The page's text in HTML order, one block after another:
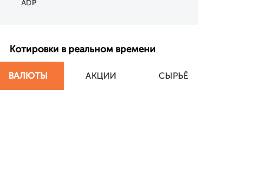
ADP
Котировки в реальном времени
ВАЛЮТЫ АКЦИИ СЫРЬЁ